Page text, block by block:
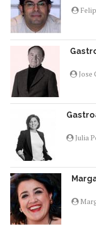
Jose
Julia